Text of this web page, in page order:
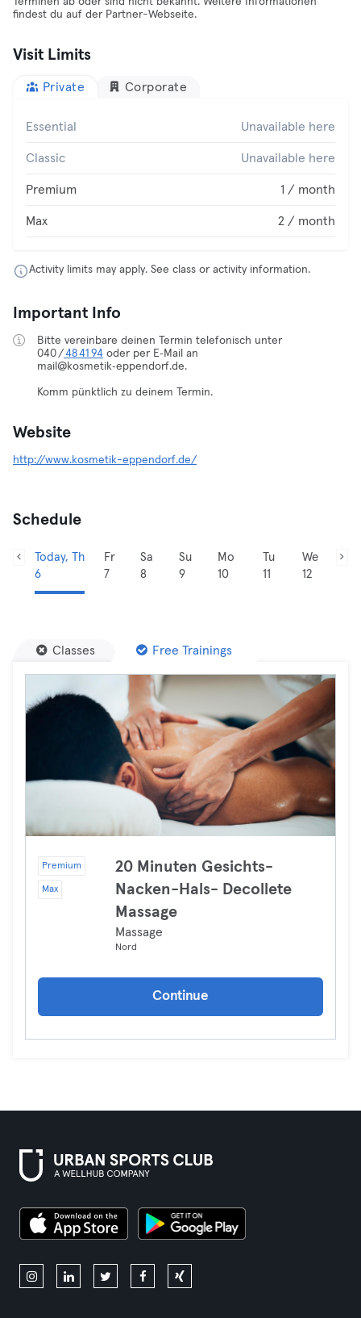
findest du auf der Partner-Webseite.
Visit Limits
Private Corporate
Essential Unavailable here
Classic Unavailable here
Premium 1 / month
Max 2 / month
Activity limits may apply. See class or activity information.
Important Info
Bitte vereinbare deinen Termin telefonisch unter
040 /48 41 94 oder per E‑Mail an
mail@kosmetik‑eppendorf.de.
Komm pünktlich zu deinem Termin.
Website
http://www.kosmetik-eppendorf.de/
Schedule
Today, Th
6
Fr
7
Sa
8
Su
9
Mo
10
Tu
11
We
12
Classes Free Trainings
Premium
Max
20 Minuten Gesichts-
Nacken-Hals- Decollete
Massage
Massage
Nord
Continue